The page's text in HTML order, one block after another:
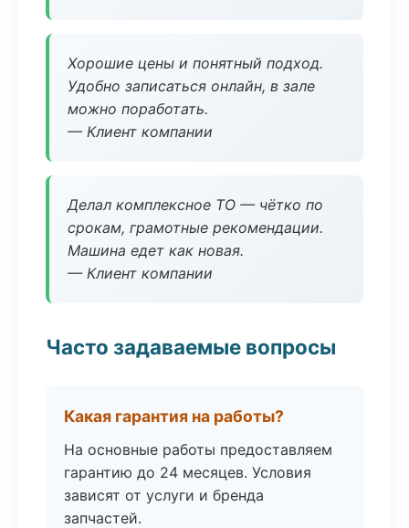
Хорошие цены и понятный подход.
Удобно записаться онлайн, в зале
можно поработать.
— Клиент компании
Делал комплексное ТО — чётко по
срокам, грамотные рекомендации.
Машина едет как новая.
— Клиент компании
Часто задаваемые вопросы
Какая гарантия на работы?
На основные работы предоставляем
гарантию до 24 месяцев. Условия
зависят от услуги и бренда
запчастей.